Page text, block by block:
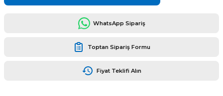
WhatsApp Sipariş
Toptan Sipariş Formu
Fiyat Teklifi Alın